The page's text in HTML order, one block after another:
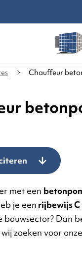
Chauffeur
met een
je een rijbewijs C
bouwsector? Dan
zoeken voor